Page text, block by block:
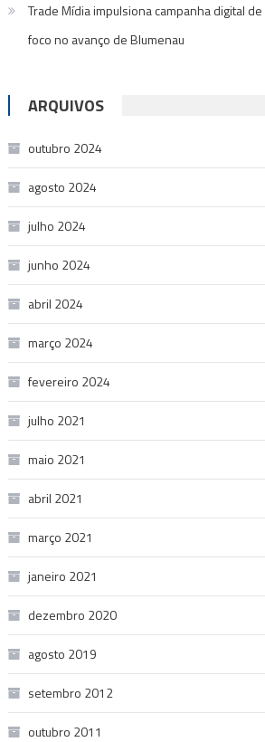
Trade Mídia impulsiona campanha digital
foco no avanço de Blumenau
ARQUIVOS
outubro 2024
agosto 2024
julho 2024
junho 2024
abril 2024
março 2024
fevereiro 2024
julho 2021
maio 2021
abril 2021
março 2021
janeiro 2021
dezembro 2020
agosto 2019
setembro 2012
outubro 2011